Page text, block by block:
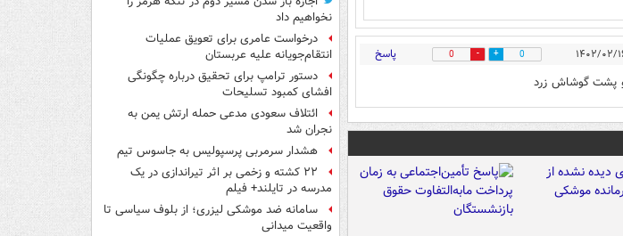
0
0 پاسخ
پشت گوشاش زرد
نخواهیم داد
درخواست عامری برای تعویق عملیات
انتقام‌جویانه علیه عربستان
دستور ترامپ برای تحقیق درباره چگونگی
افشای کمبود تسلیحات
ائتلاف سعودی مدعی حمله ارتش یمن به
نجران شد
هشدار سرمربی پرسپولیس به جاسوس تیم
۲۲ کشته و زخمی بر اثر تیراندازی در یک
مدرسه در تایلند+ فیلم
سامانه ضد موشکی لیزری؛ از بلوف سیاسی تا
واقعیت میدانی